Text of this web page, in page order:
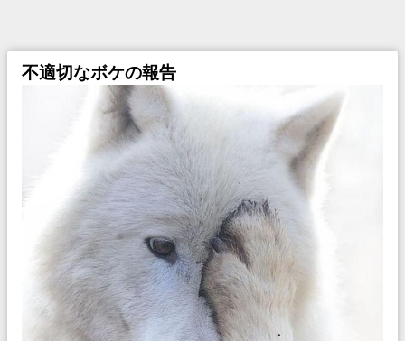
不適切なボケの報告